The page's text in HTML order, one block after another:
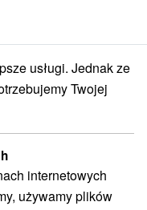
Prešovský kraj Štôla
Štôla
(1)
usługi. Jednak ze
Twojej
internetowych
używamy plików